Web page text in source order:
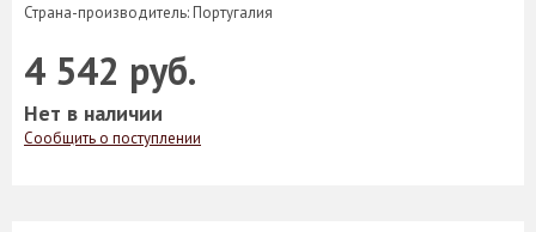
Страна-производитель: Португалия
4 542 руб.
Нет в наличии
Сообщить о поступлении